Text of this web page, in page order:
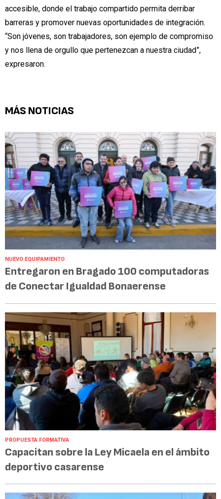
accesible, donde el trabajo compartido permita derribar
barreras y promover nuevas oportunidades de integración.
“Son jóvenes, son trabajadores, son ejemplo de compromiso
y nos llena de orgullo que pertenezcan a nuestra ciudad”,
expresaron.
MÁS NOTICIAS
NUEVO EQUIPAMIENTO
Entregaron en Bragado 100 computadoras
de Conectar Igualdad Bonaerense
PROPUESTA FORMATIVA
Capacitan sobre la Ley Micaela en el ámbito
deportivo casarense